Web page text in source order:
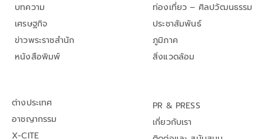
บทความ
เศรษฐกิจ
ข่าวพระราชสำนัก
หนังสือพิมพ์
ท่องเที่ยว – ศิลปวัฒนธรรม
ประชาสัมพันธ์
ภูมิภาค
สิ่งแวดล้อม
ต่างประเทศ
อาชญากรรม
X-CITE
PR & PRESS
เกี่ยวกับเรา